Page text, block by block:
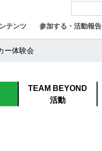
テンツ 参加する・活動報告
ー体験会
TEAM BEYOND
活動